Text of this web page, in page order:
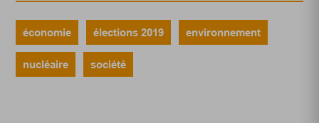
économie élections 2019 environnement
nucléaire société